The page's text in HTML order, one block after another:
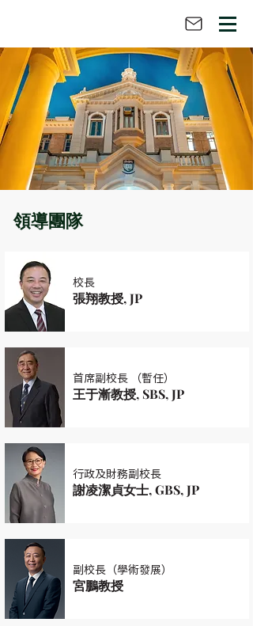
領導團隊
校長
張翔教授, JP
首席副校長 （暫任）
王于漸教授, SBS, JP
行政及財務副校長
謝凌潔貞女士, GBS, JP
副校長（學術發展）
宮鵬教授